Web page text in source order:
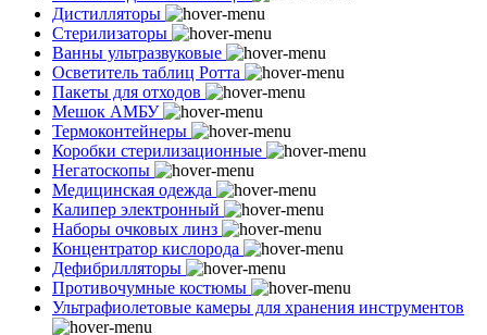
Дистилляторы
Стерилизаторы
Ванны ультразвуковые
Осветитель таблиц Ротта
Пакеты для отходов
Мешок АМБУ
Термоконтейнеры
Коробки стерилизационные
Негатоскопы
Медицинская одежда
Калипер электронный
Наборы очковых линз
Концентратор кислорода
Дефибрилляторы
Противочумные костюмы
Ультрафиолетовые камеры для хранения инструментов